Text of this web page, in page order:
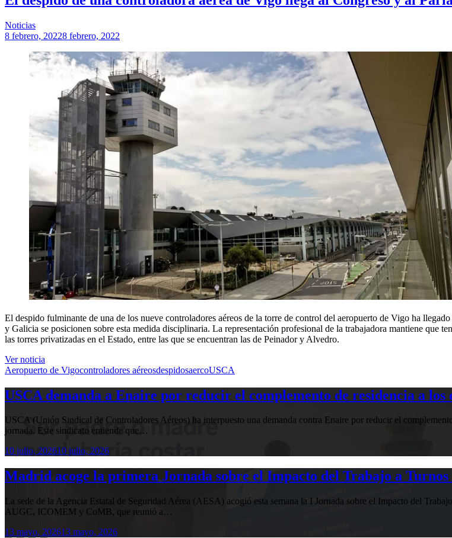
Noticias
8 febrero, 20228 febrero, 2022
El despido fulminante de una de los nueve controladores aéreos de la torre de control del aeropuerto de Vigo ha
y Galicia se posicionen sobre esta medida disciplinaria. La representación profesional de la trabajadora mantiene que
las torres privatizadas en el Estado, entre las que se encuentran las de Peinador y Alvedro.
Ver noticia
Aeropuerto de Vigocontroladores aéreosdespidosaercoUSCA
USCA demanda a Enaire por reducir el complemento de residencia a
USCA (Unión Sindical de Controladores Aéreos) ha interpuesto una demanda contra Enaire por reducir el
jornada. Este sindicato entiende que…
10 julio, 202610 julio, 2026
Madrid acoge la primera Jornada sobre el Impacto del Trabajo a
La sede de la Agencia Estatal de Seguridad Aérea (AESA) acogió esta semana la I Jornada sobre el Impacto del
AUGC, ICOMEM y CoMB, que reunió a…
13 mayo, 202613 mayo, 2026